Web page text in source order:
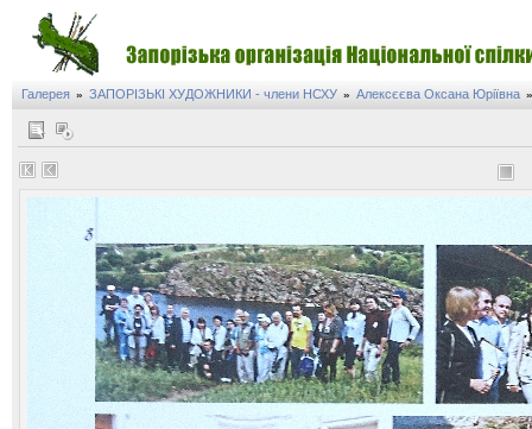
Галерея » ЗАПОРІЗЬКІ ХУДОЖНИКИ - члени НСХУ » Алексєєва Оксана Юріївна
виставки Володимира Гордійченка